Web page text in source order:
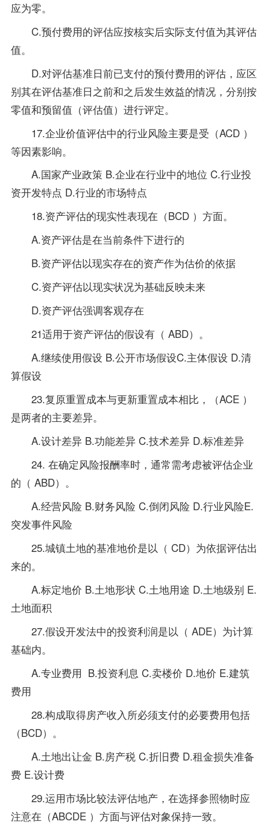
应为零。
C.预付费用的评估应按核实后实际支付值为其评估
值。
D.对评估基准日前已支付的预付费用的评估，应区
别其在评估基准日之前和之后发生效益的情况，分别按
零值和预留值（评估值）进行评定。
17.企业价值评估中的行业风险主要是受（ACD ）
等因素影响。
A.国家产业政策 B.企业在行业中的地位 C.行业投
资开发特点 D.行业的市场特点
18.资产评估的现实性表现在（BCD ）方面。
A.资产评估是在当前条件下进行的
B.资产评估以现实存在的资产作为估价的依据
C.资产评估以现实状况为基础反映未来
D.资产评估强调客观存在
21适用于资产评估的假设有（ ABD）。
A.继续使用假设 B.公开市场假设C.主体假设 D.清
算假设
23.复原重置成本与更新重置成本相比，（ACE ）
是两者的主要差异。
A.设计差异 B.功能差异 C.技术差异 D.标准差异
24. 在确定风险报酬率时，通常需考虑被评估企业
的（ ABD）。
A.经营风险 B.财务风险 C.倒闭风险 D.行业风险E.
突发事件风险
25.城镇土地的基准地价是以（ CD）为依据评估出
来的。
A.标定地价 B.土地形状 C.土地用途 D.土地级别 E.
土地面积
27.假设开发法中的投资利润是以（ ADE）为计算
基础内。
A.专业费用 B.投资利息 C.卖楼价 D.地价 E.建筑
费用
28.构成取得房产收入所必须支付的必要费用包括
（BCD）。
A.土地出让金 B.房产税 C.折旧费 D.租金损失准备
费 E.设计费
29.运用市场比较法评估地产，在选择参照物时应
注意在（ABCDE ）方面与评估对象保持一致。